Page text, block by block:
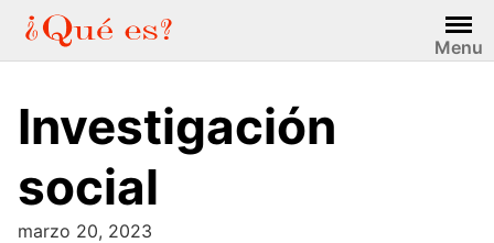
Saltar
contenido
Menu
Investigación
social
marzo 20, 2023